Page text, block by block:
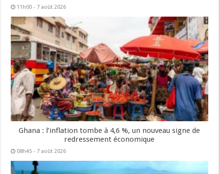
11h00 - 7 août 2026
Ghana : l’inflation tombe à 4,6 %, un nouveau signe de
redressement économique
08h45 - 7 août 2026